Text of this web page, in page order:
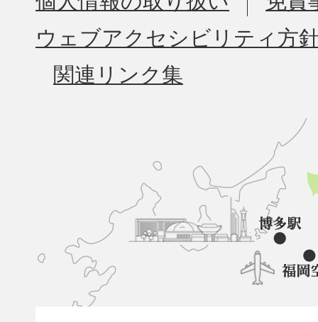
ウェブアクセシビリティ方
関連リンク集
山
町
と